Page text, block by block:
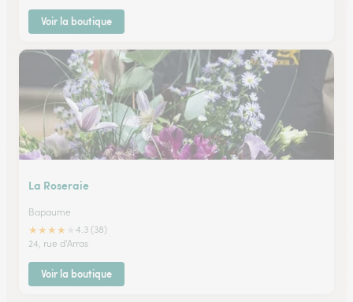
Voir la boutique
La Roseraie
Bapaume
★★★★
4.3 (38)
24, rue d'Arras
Voir la boutique